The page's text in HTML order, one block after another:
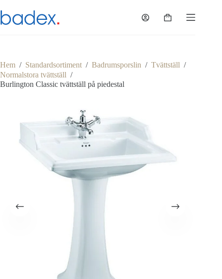
till
innehåll
Varukorg
Hem / Standardsortiment / Badrumsporslin / Tvättställ /
Normalstora tvättställ /
Burlington Classic tvättställ på piedestal